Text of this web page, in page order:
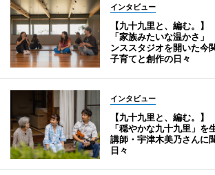
インタビュー
【九十九里と、編む。】
「家族みたいな温かさ
ンススタジオを開いた今
子育てと創作の日々
インタビュー
【九十九里と、編む。】
「穏やかな九十九里」
講師・宇津木美乃さんに
日々